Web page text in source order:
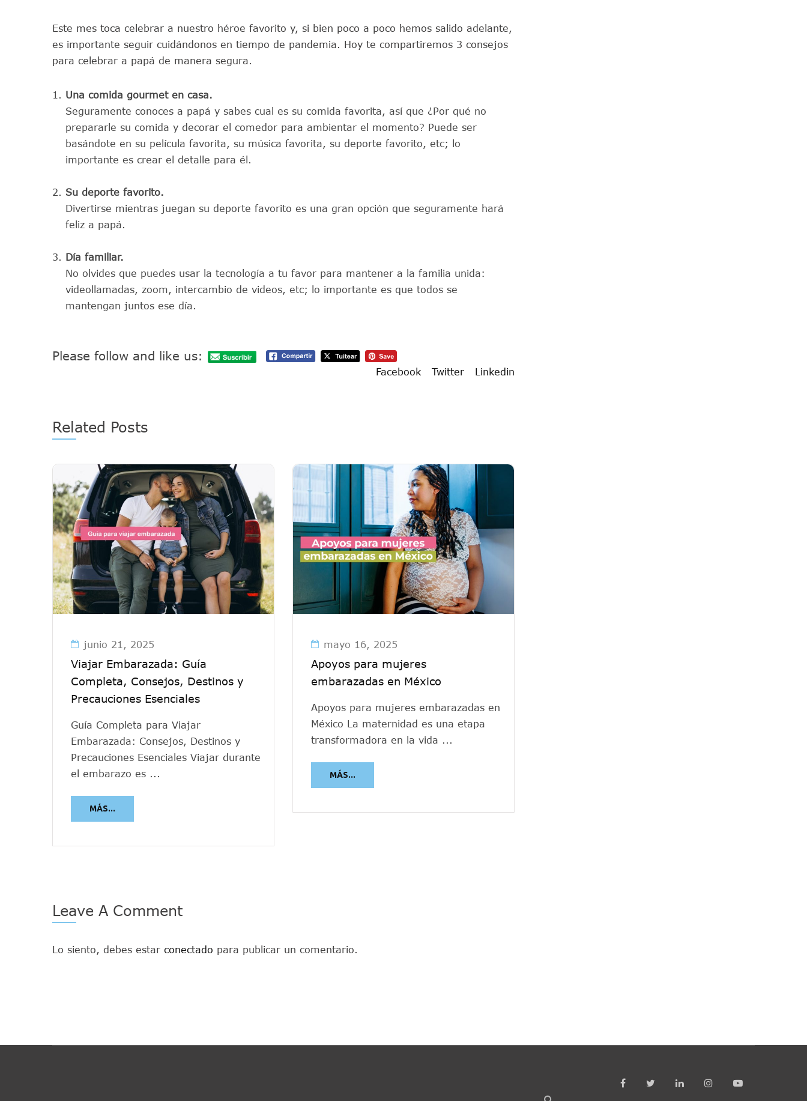
Este mes toca celebrar a nuestro héroe favorito y, si bien poco a poco hemos salido adelante,
es importante seguir cuidándonos en tiempo de pandemia. Hoy te compartiremos 3 consejos
para celebrar a papá de manera segura.
Una comida gourmet en casa.
Seguramente conoces a papá y sabes cual es su comida favorita, así que ¿Por qué no
prepararle su comida y decorar el comedor para ambientar el momento? Puede ser
basándote en su película favorita, su música favorita, su deporte favorito, etc; lo
importante es crear el detalle para él.
Su deporte favorito.
Divertirse mientras juegan su deporte favorito es una gran opción que seguramente hará
feliz a papá.
Día familiar.
No olvides que puedes usar la tecnología a tu favor para mantener a la familia unida:
videollamadas, zoom, intercambio de videos, etc; lo importante es que todos se
mantengan juntos ese día.
Please follow and like us:
Facebook Twitter Linkedin
Related Posts
junio 21, 2025
Viajar Embarazada: Guía
Completa, Consejos, Destinos y
Precauciones Esenciales
Guía Completa para Viajar
Embarazada: Consejos, Destinos y
Precauciones Esenciales Viajar durante
el embarazo es ...
MÁS...
mayo 16, 2025
Apoyos para mujeres
embarazadas en México
Apoyos para mujeres embarazadas en
México La maternidad es una etapa
transformadora en la vida ...
MÁS...
Leave A Comment
Lo siento, debes estar conectado para publicar un comentario.